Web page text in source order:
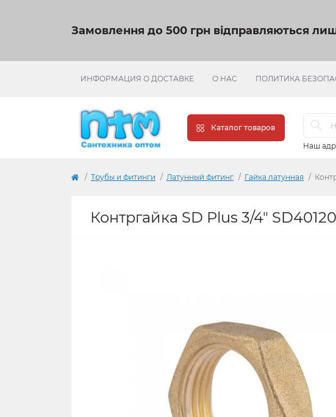
Замовлення до 500 грн відправляються
ИНФОРМАЦИЯ О ДОСТАВКЕ О НАС ПОЛИТИКА
Каталог товаров
Наш
Трубы и фитинги Латунный фитинг Гайка латунная
Контргайка SD Plus 3/4" SD40120